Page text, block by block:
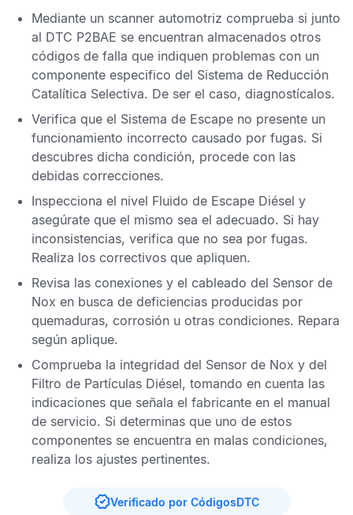
Mediante un scanner automotriz comprueba si junto
al DTC P2BAE se encuentran almacenados otros
códigos de falla que indiquen problemas con un
componente especifico del Sistema de Reducción
Catalítica Selectiva. De ser el caso, diagnostícalos.
Verifica que el Sistema de Escape no presente un
funcionamiento incorrecto causado por fugas. Si
descubres dicha condición, procede con las
debidas correcciones.
Inspecciona el nivel Fluido de Escape Diésel y
asegúrate que el mismo sea el adecuado. Si hay
inconsistencias, verifica que no sea por fugas.
Realiza los correctivos que apliquen.
Revisa las conexiones y el cableado del Sensor de
Nox en busca de deficiencias producidas por
quemaduras, corrosión u otras condiciones. Repara
según aplique.
Comprueba la integridad del Sensor de Nox y del
Filtro de Partículas Diésel, tomando en cuenta las
indicaciones que señala el fabricante en el manual
de servicio. Si determinas que uno de estos
componentes se encuentra en malas condiciones,
realiza los ajustes pertinentes.
Verificado por CódigosDTC